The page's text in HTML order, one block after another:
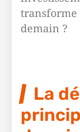
transforme
demain ?
La